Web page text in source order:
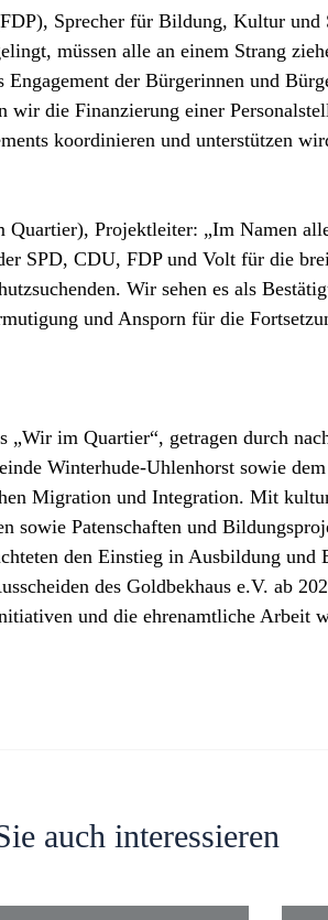
, Sprecher für Bildung, Kultur und
müssen alle an einem Strang
Engagement der Bürgerinnen und
wir die Finanzierung einer
koordinieren und unterstützen
Quartier), Projektleiter: „Im Namen
SPD, CDU, FDP und Volt für die
Wir sehen es als
und Ansporn für die
„Wir im Quartier“, getragen durch
Winterhude-Uhlenhorst sowie
Migration und Integration. Mit
sowie Patenschaften und
den Einstieg in Ausbildung
des Goldbekhaus e.V. ab
und die ehrenamtliche Arbeit
auch interessieren